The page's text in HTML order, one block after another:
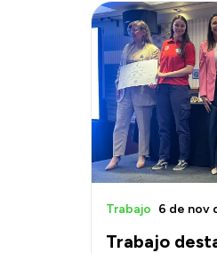
Trabajo
Trabajo 6 de nov